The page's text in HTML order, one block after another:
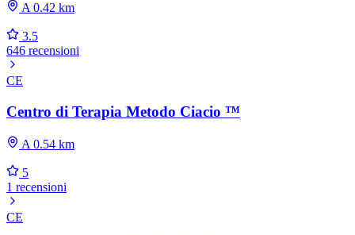
A 0.42 km
3.5
646 recensioni
CE
Centro di Terapia Metodo Ciacio ™
A 0.54 km
5
1 recensioni
CE